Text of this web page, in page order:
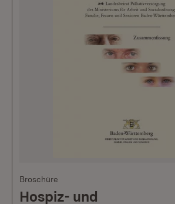
Broschüre
Hospiz- und